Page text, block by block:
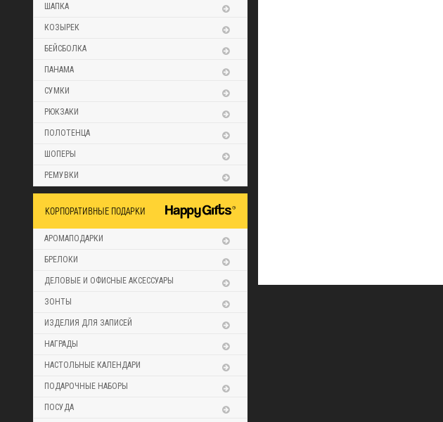
ШАПКА
КОЗЫРЕК
БЕЙСБОЛКА
ПАНАМА
СУМКИ
РЮКЗАКИ
ПОЛОТЕНЦА
ШОПЕРЫ
РЕМУВКИ
КОРПОРАТИВНЫЕ ПОДАРКИ
АРОМАПОДАРКИ
БРЕЛОКИ
ДЕЛОВЫЕ И ОФИСНЫЕ АКСЕССУАРЫ
ЗОНТЫ
ИЗДЕЛИЯ ДЛЯ ЗАПИСЕЙ
НАГРАДЫ
НАСТОЛЬНЫЕ КАЛЕНДАРИ
ПОДАРОЧНЫЕ НАБОРЫ
ПОСУДА